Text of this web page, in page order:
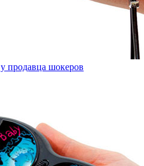
продавца шокеров